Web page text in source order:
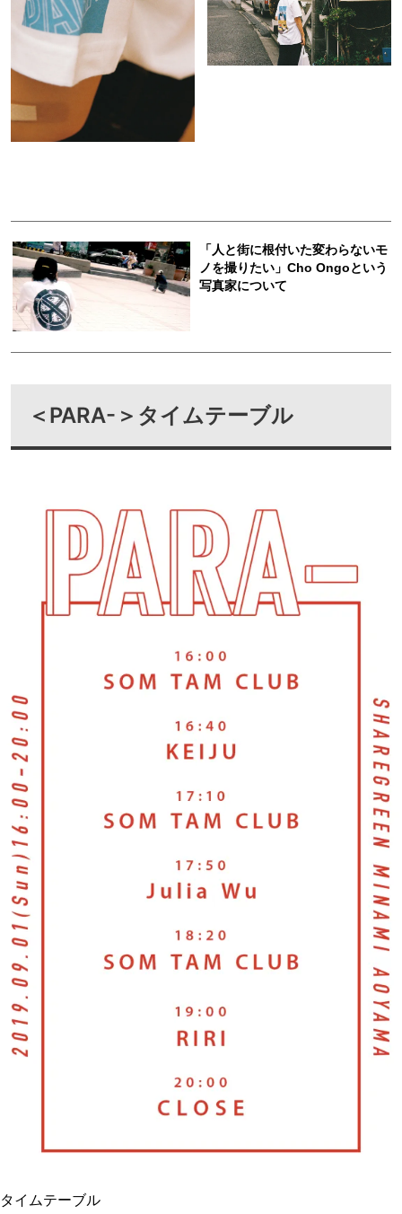
＜PARA-＞タイムテーブル
タイムテーブル